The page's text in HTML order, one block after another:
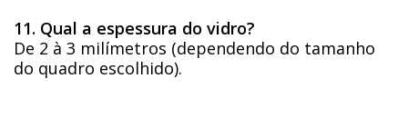
11. Qual a espessura do vidro?
De 2 à 3 milímetros (dependendo do tamanho
do quadro escolhido).